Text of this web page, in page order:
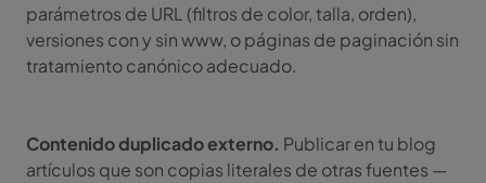
parámetros de URL (filtros de color, talla, orden),
versiones con y sin www, o páginas de paginación sin
tratamiento canónico adecuado.
Contenido duplicado externo. Publicar en tu blog
artículos que son copias literales de otras fuentes —